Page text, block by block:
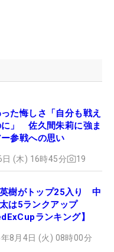
た悔しさ「自分も戦え
に」 佐久間朱莉に強ま
参戦への思い
(木) 16時45分 19
樹がトップ25入り 中
は5ランクアップ
ランキング】
8月4日 (火) 08時00分